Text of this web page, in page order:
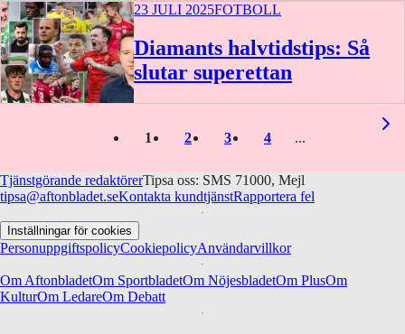
23 JULI 2025FOTBOLL
Diamants halvtidstips: Så
slutar superettan
1 2 3 4
Tjänstgörande redaktörerTipsa oss: SMS 71000, Mejl
tipsa@aftonbladet.seKontakta kundtjänstRapportera fel
Inställningar för cookies
PersonuppgiftspolicyCookiepolicyAnvändarvillkor
Om AftonbladetOm SportbladetOm NöjesbladetOm PlusOm
KulturOm LedareOm Debatt